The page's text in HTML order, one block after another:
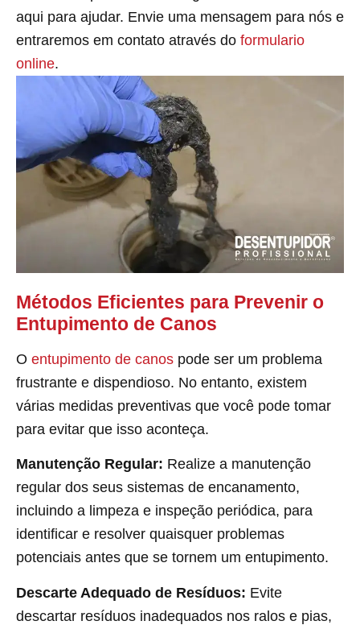
aqui para ajudar. Envie uma mensagem para nós e
entraremos em contato através do formulario
online.
Métodos Eficientes para Prevenir o
Entupimento de Canos
O entupimento de canos pode ser um problema
frustrante e dispendioso. No entanto, existem
várias medidas preventivas que você pode tomar
para evitar que isso aconteça.
Manutenção Regular: Realize a manutenção
regular dos seus sistemas de encanamento,
incluindo a limpeza e inspeção periódica, para
identificar e resolver quaisquer problemas
potenciais antes que se tornem um entupimento.
Descarte Adequado de Resíduos: Evite
descartar resíduos inadequados nos ralos e pias,